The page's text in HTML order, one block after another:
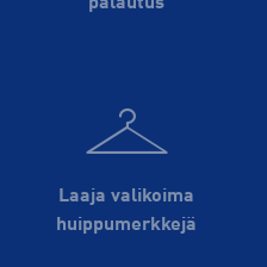
Laaja valikoima
huippu­merkkejä